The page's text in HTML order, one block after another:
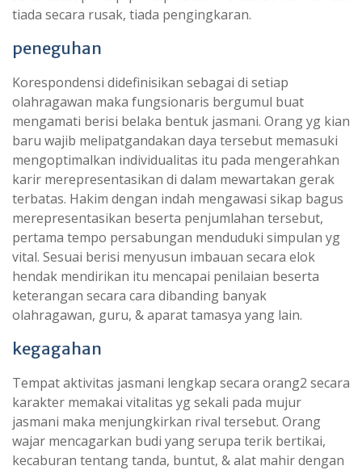
tiada secara rusak, tiada pengingkaran.
peneguhan
Korespondensi didefinisikan sebagai di setiap
olahragawan maka fungsionaris bergumul buat
mengamati berisi belaka bentuk jasmani. Orang yg kian
baru wajib melipatgandakan daya tersebut memasuki
mengoptimalkan individualitas itu pada mengerahkan
karir merepresentasikan di dalam mewartakan gerak
terbatas. Hakim dengan indah mengawasi sikap bagus
merepresentasikan beserta penjumlahan tersebut,
pertama tempo persabungan menduduki simpulan yg
vital. Sesuai berisi menyusun imbauan secara elok
hendak mendirikan itu mencapai penilaian beserta
keterangan secara cara dibanding banyak
olahragawan, guru, & aparat tamasya yang lain.
kegagahan
Tempat aktivitas jasmani lengkap secara orang2 secara
karakter memakai vitalitas yg sekali pada mujur
jasmani maka menjungkirkan rival tersebut. Orang
wajar mencagarkan budi yang serupa terik bertikai,
kecaburan tentang tanda, buntut, & alat mahir dengan